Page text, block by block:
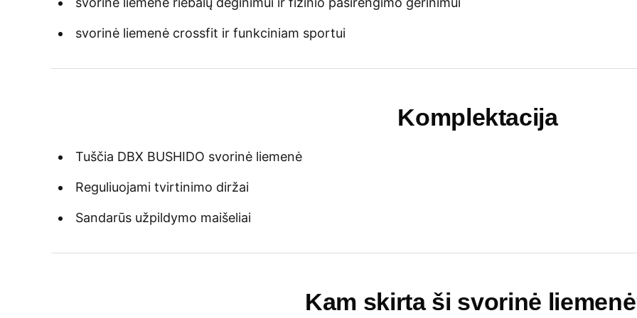
svorinė liemenė crossfit ir funkciniam sportui
Komplektacija
Tuščia DBX BUSHIDO svorinė liemenė
Reguliuojami tvirtinimo diržai
Sandarūs užpildymo maišeliai
Kam skirta ši svorinė